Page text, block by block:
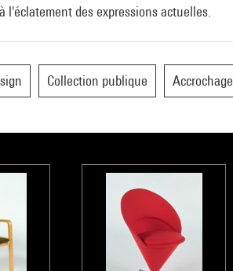
l'éclatement des expressions actuelles.
Collection publique Accrochage